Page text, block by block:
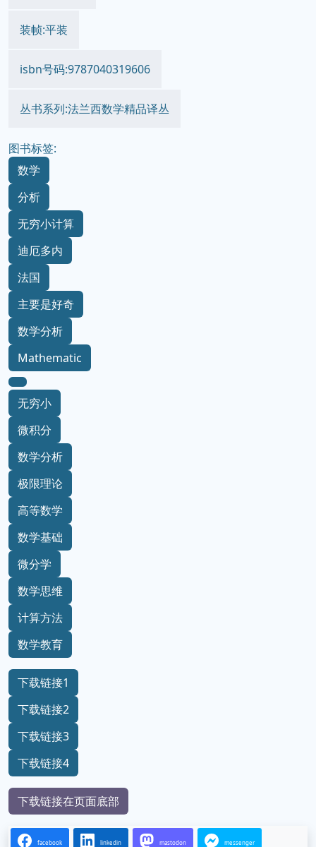
装帧:平装
isbn号码:9787040319606
丛书系列:法兰西数学精品译丛
图书标签:
数学
分析
无穷小计算
迪厄多内
法国
主要是好奇
数学分析
Mathematic
无穷小
微积分
数学分析
极限理论
高等数学
数学基础
微分学
数学思维
计算方法
数学教育
下载链接1
下载链接2
下载链接3
下载链接4
下载链接在页面底部
facebook linkedin mastodon messenger